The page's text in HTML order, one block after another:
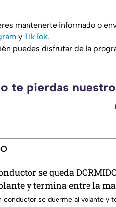
mantenerte informado o
y TikTok.
puedes disfrutar de la
te pierdas
se queda
y termina entre la
Caucel
conductor se duerme al volante y